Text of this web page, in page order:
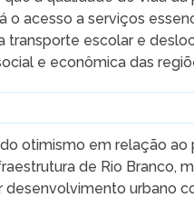
acesso a serviços
transporte escolar e
e econômica das
otimismo em relação ao
de Rio Branco,
urbano